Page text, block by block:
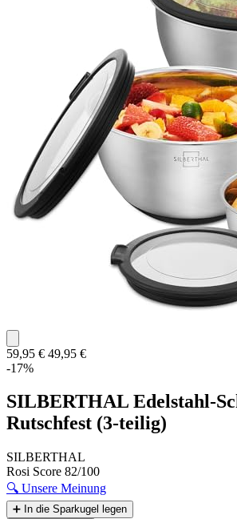
59,95 € 49,95 €
-17%
SILBERTHAL Edelstahl-
Rutschfest (3-teilig)
SILBERTHAL
Rosi Score 82/100
🔍 Unsere Meinung
➕ In die Sparkugel legen